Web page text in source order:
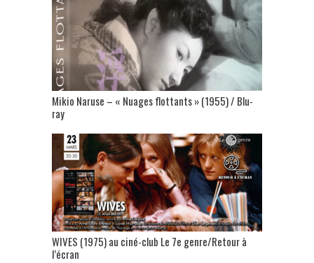
Mikio Naruse – « Nuages flottants » (1955) / Blu-
ray
WIVES (1975) au ciné-club Le 7e genre/Retour à
l’écran